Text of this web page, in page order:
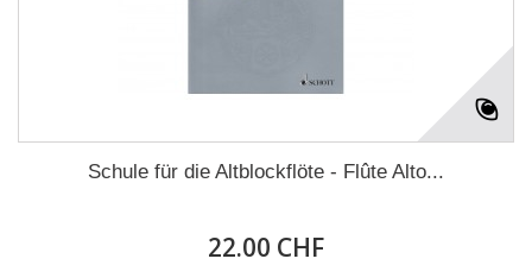
Schule für die Altblockflöte - Flûte Alto...
22.00 CHF